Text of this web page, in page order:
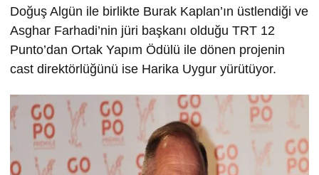
Doğuş Algün ile birlikte Burak Kaplan’ın üstlendiği ve
Asghar Farhadi’nin jüri başkanı olduğu TRT 12
Punto’dan Ortak Yapım Ödülü ile dönen projenin
cast direktörlüğünü ise Harika Uygur yürütüyor.